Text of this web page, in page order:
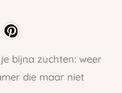
bijna zuchten: weer
die maar niet